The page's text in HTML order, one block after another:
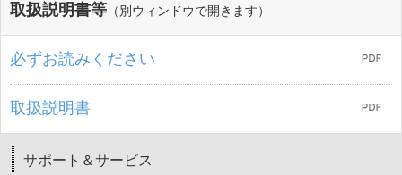
取扱説明書等 （別ウィンドウで開きます）
必ずお読みください
取扱説明書
サポート＆サービス